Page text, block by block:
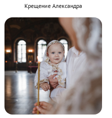
Крещение Александра